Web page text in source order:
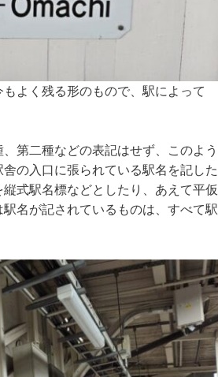
よく残る形のもので、駅によって
第二種などの表記はせず、このよう
の入口に張られている駅名を記した
式駅名標などとしたり、あえて平仮
名が記されているものは、すべて駅